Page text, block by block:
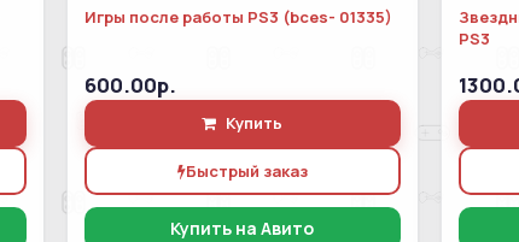
Игры после работы PS3 (bces- 01335)
600.00р.
Купить
Быстрый заказ
Купить на Авито
PS3